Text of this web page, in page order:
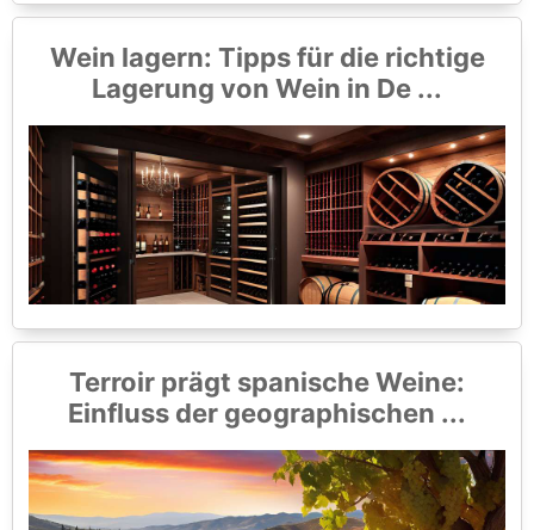
Wein lagern: Tipps für die richtige
Lagerung von Wein in De ...
Terroir prägt spanische Weine:
Einfluss der geographischen ...